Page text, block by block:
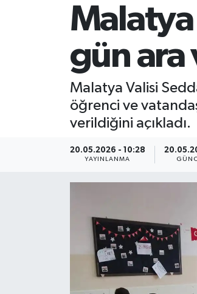
gün ara
Malatya Valisi
öğrenci ve
verildiğini açıkladı.
20.05.2026 - 10:28
YAYINLANMA
Resmi İlanlar
Si̇yaset
Bi̇li̇m & Teknoloji̇
Tüm Manşetler
Son Dakika Haberleri
Haber Arşivi